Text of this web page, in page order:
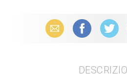
Email Facebook X (Twitter)